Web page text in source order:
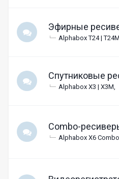
Эфирные
Alphabox T24 | T24M
Спутниковые
Alphabox X3 | X3M
Combo-
Alphabox X6 Combo